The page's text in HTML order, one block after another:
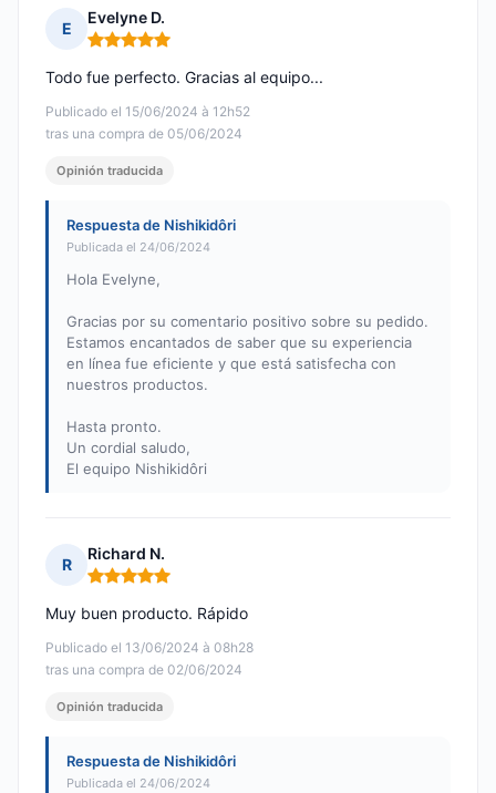
E
Evelyne D.
Nota: 5 de 5
Publicado el 15/06/2024 à 12h52
tras una compra de 05/06/2024
Todo fue perfecto. Gracias al equipo...
Opinión traducida
Respuesta de Nishikidôri
Publicada el 24/06/2024
Hola Evelyne,
Gracias por su comentario positivo sobre su pedido.
Estamos encantados de saber que su experiencia
en línea fue eficiente y que está satisfecha con
nuestros productos.
Hasta pronto.
Un cordial saludo,
El equipo Nishikidôri
R
Richard N.
Nota: 5 de 5
Publicado el 13/06/2024 à 08h28
tras una compra de 02/06/2024
Muy buen producto. Rápido
Opinión traducida
Respuesta de Nishikidôri
Publicada el 24/06/2024